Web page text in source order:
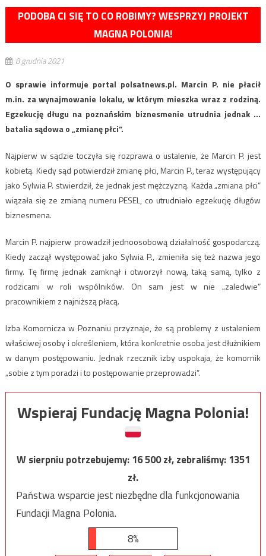
PODOBA CI SIĘ TO CO ROBIMY? WESPRZYJ PROJEKT
MAGNA POLONIA!
8 grudnia 2021
O sprawie informuje portal polsatnews.pl. Marcin P. nie płacił
m.in. za wynajmowanie lokalu, w którym mieszka wraz z rodziną.
Egzekucję długu na poznańskim biznesmenie utrudnia jednak …
batalia sądowa o „zmianę płci”.
Najpierw w sądzie toczyła się rozprawa o ustalenie, że Marcin P. jest
kobietą. Kiedy sąd potwierdził zmianę płci, Marcin P., teraz występujący
jako Sylwia P. stwierdził, że jednak jest mężczyzną. Każda „zmiana płci”
wiązała się ze zmianą numeru PESEL, co utrudniało egzekucję długów
biznesmena.
Marcin P. najpierw prowadził jednoosobową działalność gospodarczą.
Kiedy zaczął występować jako Sylwia P., zmieniła się też nazwa jego
firmy. Tę firmę jednak zamknął i otworzył nową, taką samą, tylko z
rodzicami w roli wspólników. On sam jest w nie „zaledwie”
pracownikiem z najniższą płacą.
Izba Komornicza w Poznaniu przyznaje, że są problemy z ustaleniem
właściwej osoby i określeniem, która konkretnie osoba jest dłużnikiem
w danym postępowaniu. Jednak rzecznik izby uspokaja, że komornik
„sobie z tym poradzi i to postępowanie przeprowadzi”.
Wspieraj Fundację Magna Polonia!
W sierpniu potrzebujemy:16 500zł, zebraliśmy:1351
zł.
Państwa wsparcie jest niezbędne dla funkcjonowania
Fundacji Magna Polonia.
8%